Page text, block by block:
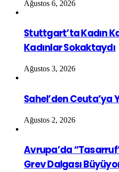
Ağustos 6, 2026
Stuttgart’ta Kadın
Kadınlar Sokaktaydı
Ağustos 3, 2026
Sahel’den Ceuta’ya
Ağustos 2, 2026
Avrupa’da
Grev Dalgası